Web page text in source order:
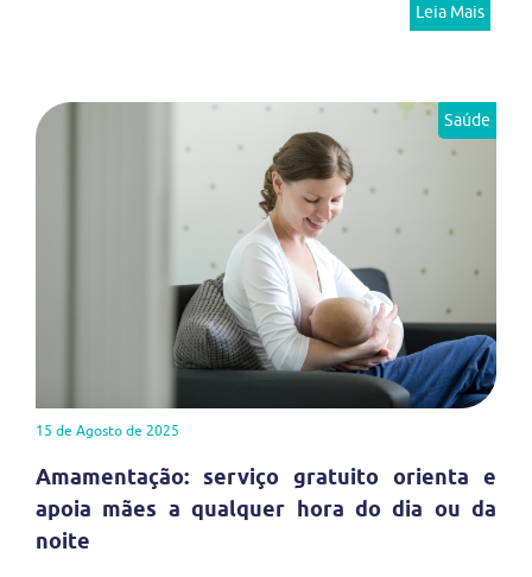
Leia Mais
Saúde
15 de Agosto de 2025
Amamentação: serviço gratuito orienta e
apoia mães a qualquer hora do dia ou da
noite